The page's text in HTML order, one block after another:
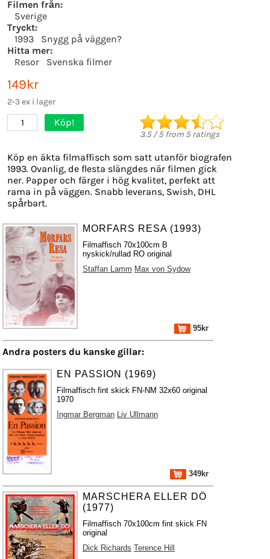
Filmen från:
Sverige
Tryckt:
1993
Snygg på väggen?
Hitta mer:
Resor
Svenska filmer
149kr
2-3 ex i lager
1 Köp!
3.5/5from 5ratings
Köp en äkta filmaffisch som satt utanför biografen
1993. Ovanlig, de flesta slängdes när filmen gick
ner. Papper och färger i hög kvalitet, perfekt att
rama in på väggen. Snabb leverans, Swish, DHL
spårbart.
MORFARS RESA (1993)
Filmaffisch 70x100cm B
nyskick/rullad RO original
Staffan Lamm Max von Sydow
95kr
Andra posters du kanske gillar:
EN PASSION (1969)
Filmaffisch fint skick FN-NM 32x60 original
1970
Ingmar Bergman Liv Ullmann
349kr
MARSCHERA ELLER DÖ
(1977)
Filmaffisch 70x100cm fint skick FN
original
Dick Richards Terence Hill